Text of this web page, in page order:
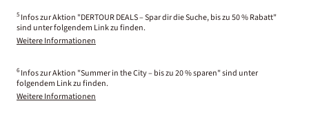
5 Infos zur Aktion "DERTOUR DEALS – Spar dir die Suche, bis zu 50 % Rabatt"
sind unter folgendem Link zu finden.
Weitere Informationen
6 Infos zur Aktion "Summer in the City – bis zu 20 % sparen" sind unter
folgendem Link zu finden.
Weitere Informationen